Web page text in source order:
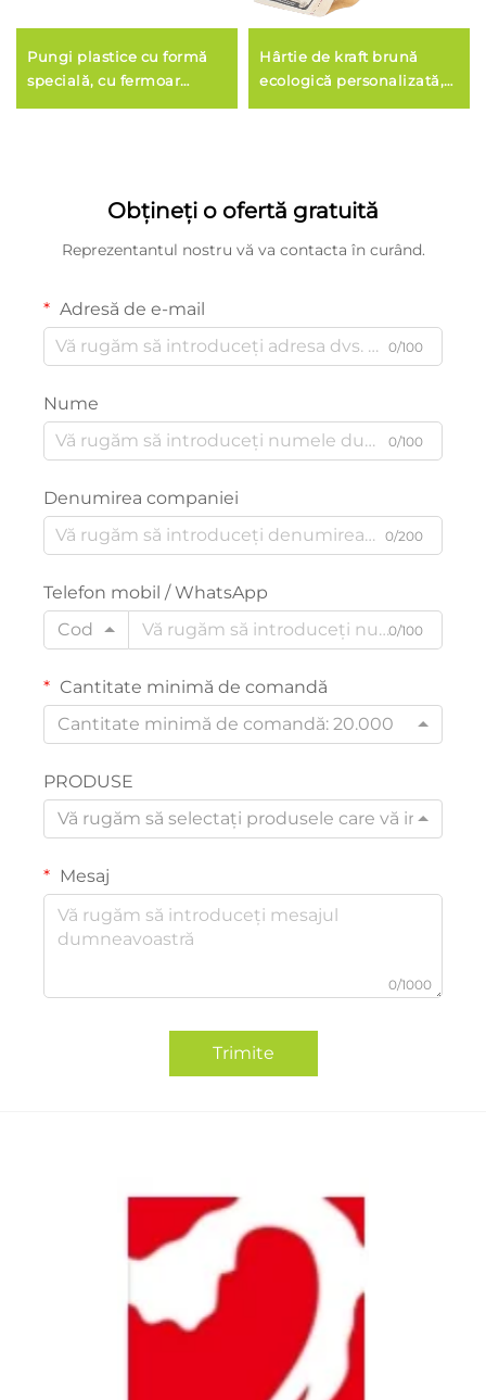
Pungi plastice cu formă
specială, cu fermoar
Hârtie de kraft brună
ecologică personalizată,
Obțineți o ofertă gratuită
Reprezentantul nostru vă va contacta în curând.
Adresă de e-mail
0/100
Nume
0/100
Denumirea companiei
0/200
Telefon mobil / WhatsApp
Cod
0/100
Cantitate minimă de comandă
Cantitate minimă de comandă: 20.000
PRODUSE
Vă rugăm să selectați produsele care vă
Mesaj
0/1000
Trimite